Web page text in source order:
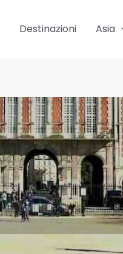
Destinazioni Asia